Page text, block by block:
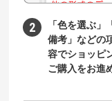
「色を選ぶ」
備考」などの
容でショッピ
ご購入をお進